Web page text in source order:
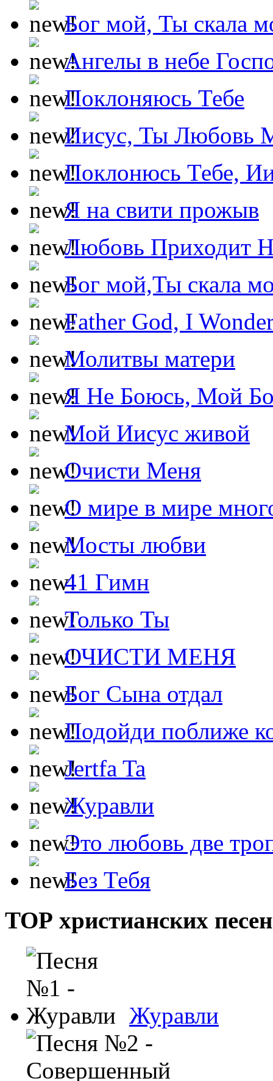
Бог мой, Ты скала
Ангелы в небе
Поклоняюсь Тебе
Иисус, Ты Любовь
Поклонюсь Тебе,
Я на свити прожыв
Любовь Приходит
Бог мой,Ты скала
Father God, I
Молитвы матери
Я Не Боюсь, Мой
Мой Иисус живой
Очисти Меня
О мире в мире
Мосты любви
41 Гимн
Только Ты
ОЧИСТИ МЕНЯ
Бог Сына отдал
Подойди поближе
Jertfa Ta
Журавли
Это любовь две
Без Тебя
ТОР христианских песен
Журавли